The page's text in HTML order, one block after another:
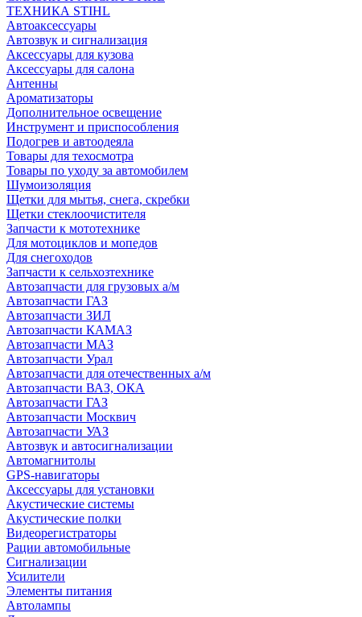
ТЕХНИКА STIHL
Автоаксессуары
Автозвук и сигнализация
Аксессуары для кузова
Аксессуары для салона
Антенны
Ароматизаторы
Дополнительное освещение
Инструмент и приспособления
Подогрев и автоодеяла
Товары для техосмотра
Товары по уходу за автомобилем
Шумоизоляция
Щетки для мытья, снега, скребки
Щетки стеклоочистителя
Запчасти к мототехнике
Для мотоциклов и мопедов
Для снегоходов
Запчасти к сельхозтехнике
Автозапчасти для грузовых а/м
Автозапчасти ГАЗ
Автозапчасти ЗИЛ
Автозапчасти КАМАЗ
Автозапчасти МАЗ
Автозапчасти Урал
Автозапчасти для отечественных а/м
Автозапчасти ВАЗ, ОКА
Автозапчасти ГАЗ
Автозапчасти Москвич
Автозапчасти УАЗ
Автозвук и автосигнализации
Автомагнитолы
GPS-навигаторы
Аксессуары для установки
Акустические системы
Акустические полки
Видеорегистраторы
Рации автомобильные
Сигнализации
Усилители
Элементы питания
Автолампы